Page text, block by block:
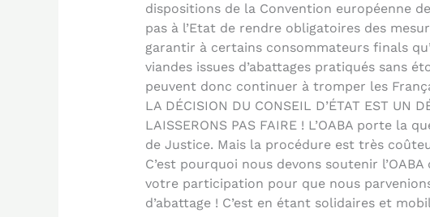
dispositions de la Convention européenne
pas à l’Etat de rendre obligatoires des
garantir à certains consommateurs finals
viandes issues d’abattages pratiqués sans
peuvent donc continuer à tromper les
LA DÉCISION DU CONSEIL D’ÉTAT EST UN
LAISSERONS PAS FAIRE ! L’OABA porte la
de Justice. Mais la procédure est très
C’est pourquoi nous devons soutenir
votre participation pour que nous
d’abattage ! C’est en étant solidaires et